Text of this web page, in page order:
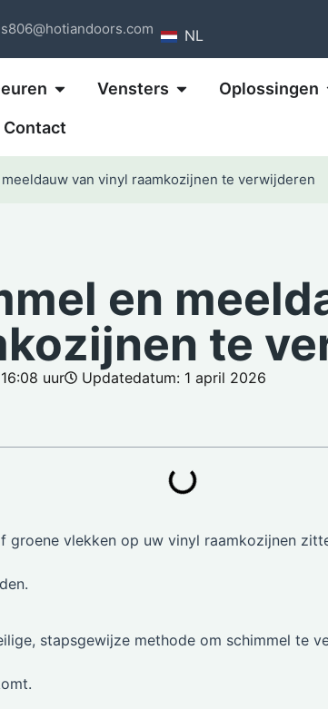
NL
Vensters Oplossingen
Contact
van vinyl raamkozijnen te verwijderen
en
te
16:08 uur Updatedatum: 1 april 2026
groene vlekken op uw vinyl raamkozijnen
stapsgewijze methode om schimmel te